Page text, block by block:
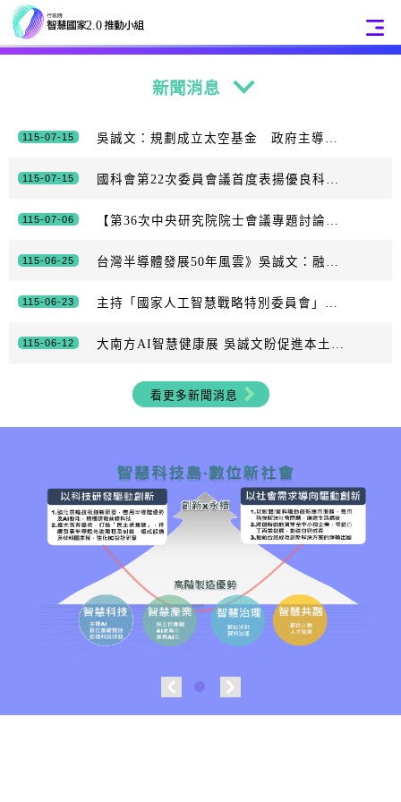
:::
新聞消息
115-07-15 吳誠文：規劃成立太空基金 政府主導引入民間投資
115-07-15 國科會第22次委員會議首度表揚優良科技計畫推動楷模、展現科技協助中小企業之成果及116年度科技預算規劃
115-07-06 【第36次中央研究院院士會議專題討論】打造具全球競爭力的科研與人才新局
115-06-25 台灣半導體發展50年風雲》吳誠文：融入國際 整合尖端科技創優勢
115-06-23 主持「國家人工智慧戰略特別委員會」首次會議 卓揆：積極建構主權AI 讓臺灣成為立基於自由民主價值的「AI良善應用典範」
115-06-12 大南方AI智慧健康展 吳誠文盼促進本土供應鏈服務民眾
看更多新聞消息